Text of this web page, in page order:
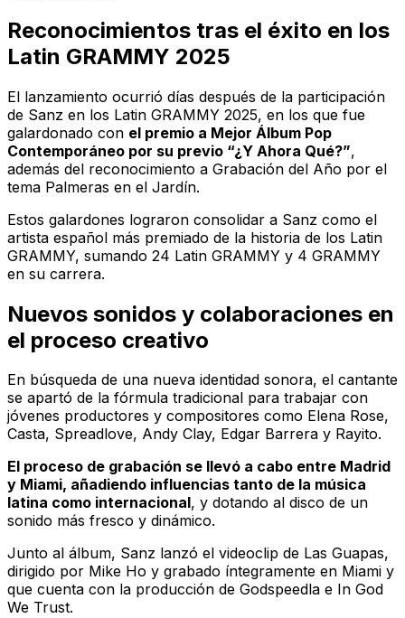
Reconocimientos tras el éxito en los
Latin GRAMMY 2025
El lanzamiento ocurrió días después de la participación
de Sanz en los Latin GRAMMY 2025, en los que fue
galardonado con el premio a Mejor Álbum Pop
Contemporáneo por su previo “¿Y Ahora Qué?”,
además del reconocimiento a Grabación del Año por el
tema Palmeras en el Jardín.
Estos galardones lograron consolidar a Sanz como el
artista español más premiado de la historia de los Latin
GRAMMY, sumando 24 Latin GRAMMY y 4 GRAMMY
en su carrera.
Nuevos sonidos y colaboraciones en
el proceso creativo
En búsqueda de una nueva identidad sonora, el cantante
se apartó de la fórmula tradicional para trabajar con
jóvenes productores y compositores como Elena Rose,
Casta, Spreadlove, Andy Clay, Edgar Barrera y Rayito.
El proceso de grabación se llevó a cabo entre Madrid
y Miami, añadiendo influencias tanto de la música
latina como internacional, y dotando al disco de un
sonido más fresco y dinámico.
Junto al álbum, Sanz lanzó el videoclip de Las Guapas,
dirigido por Mike Ho y grabado íntegramente en Miami y
que cuenta con la producción de Godspeedla e In God
We Trust.